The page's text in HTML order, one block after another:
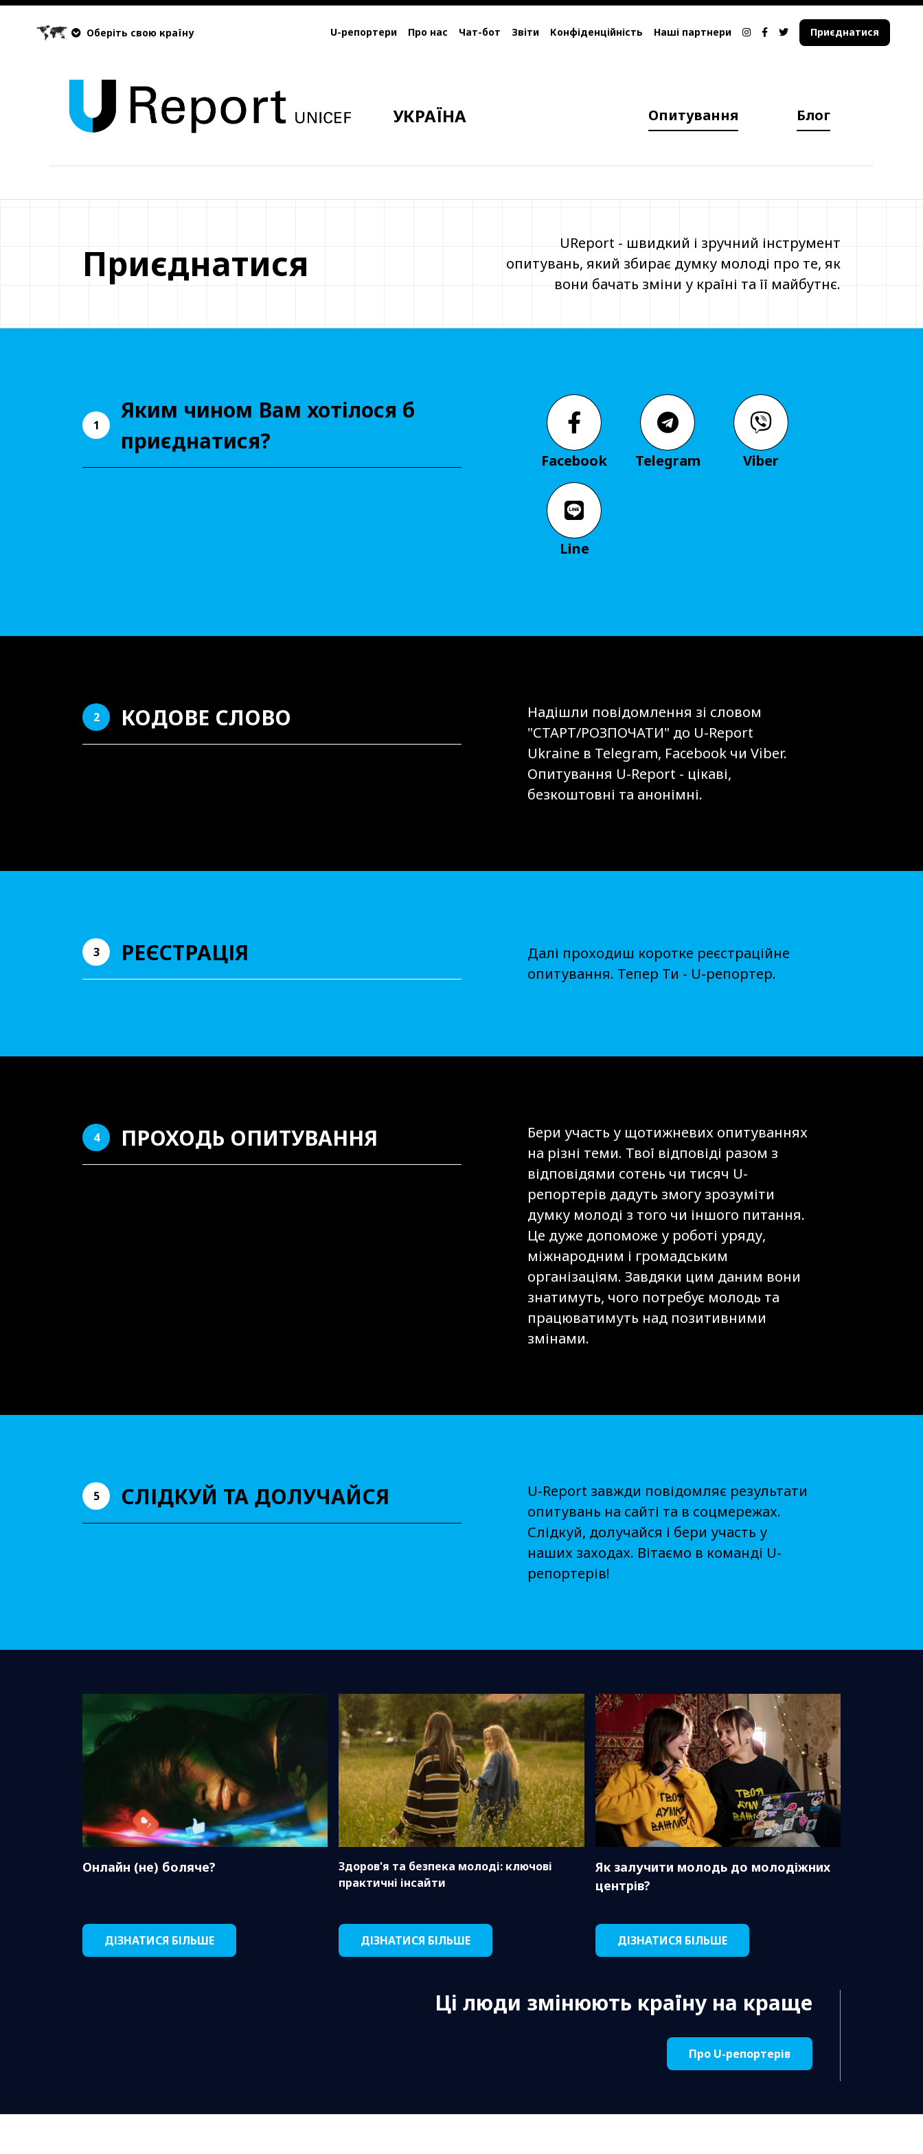
Оберіть свою країну U-репортери Про нас Чат-бот Звіти Конфіденційність Наші партнери Приєднатися
УКРАЇНА Опитування Блог
Приєднатися
UReport - швидкий і зручний інструмент
опитувань, який збирає думку молоді про те, як
вони бачать зміни у країні та її майбутнє.
1
Яким чином Вам хотілося б
приєднатися?
Facebook Telegram Viber
Line
2 КОДОВЕ СЛОВО
Надішли повідомлення зі словом
"СТАРТ/РОЗПОЧАТИ" до U-Report
Ukraine в Telegram, Facebook чи Viber.
Опитування U-Report - цікаві,
безкоштовні та анонімні.
3 РЕЄСТРАЦІЯ
Далі проходиш коротке реєстраційне
опитування. Тепер Ти - U-репортер.
4 ПРОХОДЬ ОПИТУВАННЯ
Бери участь у щотижневих опитуваннях
на різні теми. Твої відповіді разом з
відповідями сотень чи тисяч U-
репортерів дадуть змогу зрозуміти
думку молоді з того чи іншого питання.
Це дуже допоможе у роботі уряду,
міжнародним і громадським
організаціям. Завдяки цим даним вони
знатимуть, чого потребує молодь та
працюватимуть над позитивними
змінами.
5 СЛІДКУЙ ТА ДОЛУЧАЙСЯ
U-Report завжди повідомляє результати
опитувань на сайті та в соцмережах.
Слідкуй, долучайся і бери участь у
наших заходах. Вітаємо в команді U-
репортерів!
Онлайн (не) боляче?
ДІЗНАТИСЯ БІЛЬШЕ
Здоров'я та безпека молоді: ключові
практичні інсайти
ДІЗНАТИСЯ БІЛЬШЕ
Як залучити молодь до молодіжних
центрів?
ДІЗНАТИСЯ БІЛЬШЕ
Ці люди змінюють країну на краще
Про U-репортерів